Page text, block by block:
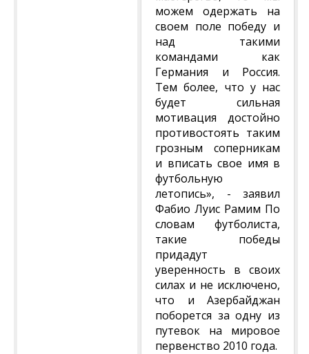
можем одержать на
своем поле победу и
над такими
командами как
Германия и Россия.
Тем более, что у нас
будет сильная
мотивация достойно
противостоять таким
грозным соперникам
и вписать свое имя в
футбольную
летопись», - заявил
Фабио Луис Рамим По
словам футболиста,
такие победы
придадут
уверенность в своих
силах и не исключено,
что и Азербайджан
поборется за одну из
путевок на мировое
первенство 2010 года.